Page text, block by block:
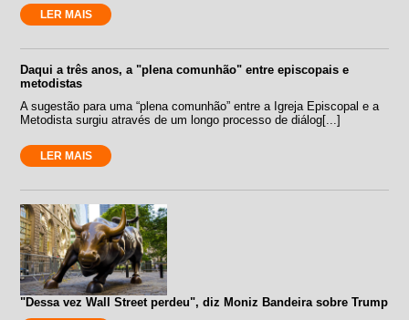
LER MAIS
Daqui a três anos, a "plena comunhão" entre episcopais e
metodistas
A sugestão para uma “plena comunhão” entre a Igreja Episcopal e a
Metodista surgiu através de um longo processo de diálog[...]
LER MAIS
"Dessa vez Wall Street perdeu", diz Moniz Bandeira sobre Trump